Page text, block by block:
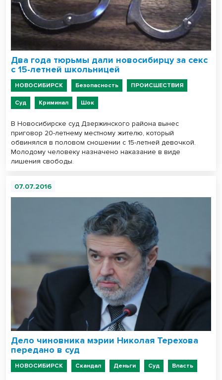
Два года тюрьмы дали новосибирцу за секс
с 15-летней школьницей
НОВОСИБИРСК Безопасность ПРОИСШЕСТВИЯ
Суд Криминал Шок
В Новосибирске суд Дзержинского района вынес
приговор 20-летнему местному жителю, который
обвинялся в половом сношении с 15-летней девочкой.
Молодому человеку назначено наказание в виде
лишения свободы.
07.07.2016
Дело чиновника мэрии Николая Терехова
передано в суд
НОВОСИБИРСК Скандал Деньги Суд Власть